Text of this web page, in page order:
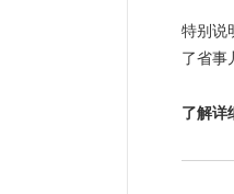
特别说
了省事
了解